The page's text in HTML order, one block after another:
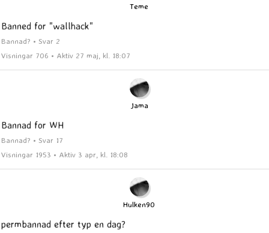
Teme
Banned for "wallhack"
Bannad? • Svar 2
Visningar 706 • Aktiv 27 maj, kl. 18:07
Jama
Bannad for WH
Bannad? • Svar 17
Visningar 1953 • Aktiv 3 apr, kl. 18:08
Hulken90
permbannad efter typ en dag?